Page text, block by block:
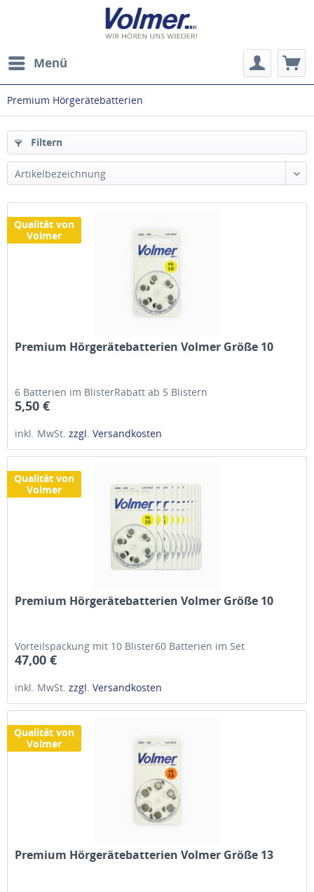
Menü
Premium Hörgerätebatterien
Filtern
Qualität von
Volmer
Premium Hörgerätebatterien Volmer Größe 10
6 Batterien im BlisterRabatt ab 5 Blistern
5,50 €
inkl. MwSt.zzgl. Versandkosten
Qualität von
Volmer
Premium Hörgerätebatterien Volmer Größe 10
Vorteilspackung mit 10 Blister60 Batterien im Set
47,00 €
inkl. MwSt.zzgl. Versandkosten
Qualität von
Volmer
Premium Hörgerätebatterien Volmer Größe 13